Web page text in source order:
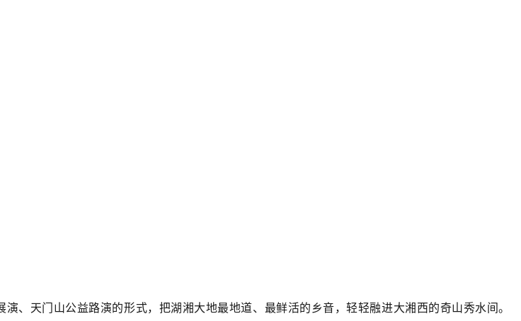
、天门山公益路演的形式，把湖湘大地最地道、最鲜活的乡音，轻轻融进大湘西的奇山秀水间。